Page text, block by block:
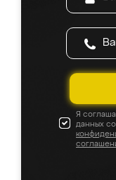
Я
данных